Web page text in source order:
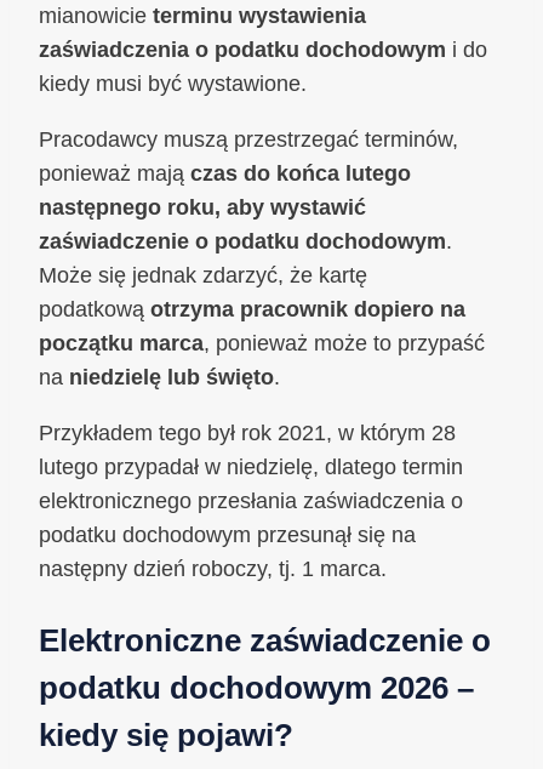
mianowicie terminu wystawienia
zaświadczenia o podatku dochodowym i do
kiedy musi być wystawione.
Pracodawcy muszą przestrzegać terminów,
ponieważ mają czas do końca lutego
następnego roku, aby wystawić
zaświadczenie o podatku dochodowym.
Może się jednak zdarzyć, że kartę
podatkową otrzyma pracownik dopiero na
początku marca, ponieważ może to przypaść
na niedzielę lub święto.
Przykładem tego był rok 2021, w którym 28
lutego przypadał w niedzielę, dlatego termin
elektronicznego przesłania zaświadczenia o
podatku dochodowym przesunął się na
następny dzień roboczy, tj. 1 marca.
Elektroniczne zaświadczenie o
podatku dochodowym 2026 –
kiedy się pojawi?